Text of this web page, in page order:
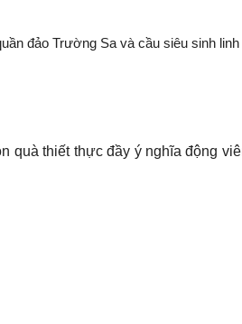
đảo Trường Sa và cầu siêu sinh
quà thiết thực đầy ý nghĩa động